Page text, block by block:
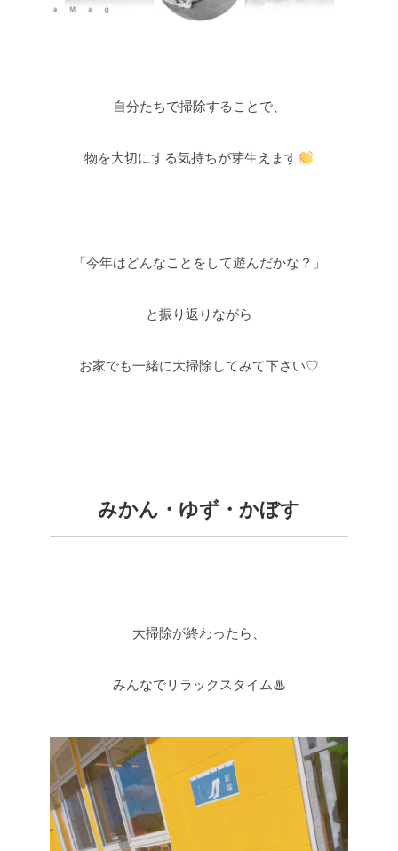
自分たちで掃除することで、
物を大切にする気持ちが芽生えます
「今年はどんなことをして遊んだかな？」
と振り返りながら
お家でも一緒に大掃除してみて下さい♡
みかん・ゆず・かぼす
大掃除が終わったら、
みんなでリラックスタイム♨